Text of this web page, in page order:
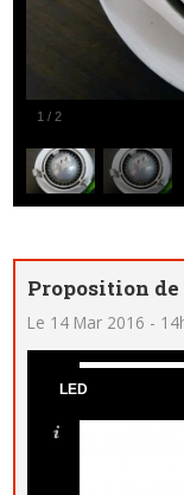
1 /2
Proposition de
Le 14 Mar 2016 -
LED